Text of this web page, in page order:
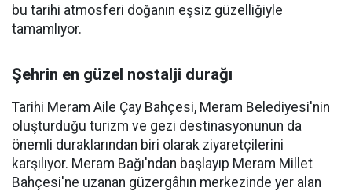
bu tarihi atmosferi doğanın eşsiz güzelliğiyle
tamamlıyor.
Şehrin en güzel nostalji durağı
Tarihi Meram Aile Çay Bahçesi, Meram Belediyesi'nin
oluşturduğu turizm ve gezi destinasyonunun da
önemli duraklarından biri olarak ziyaretçilerini
karşılıyor. Meram Bağı'ndan başlayıp Meram Millet
Bahçesi'ne uzanan güzergâhın merkezinde yer alan